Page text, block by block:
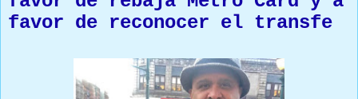
favor de reconocer el transfe